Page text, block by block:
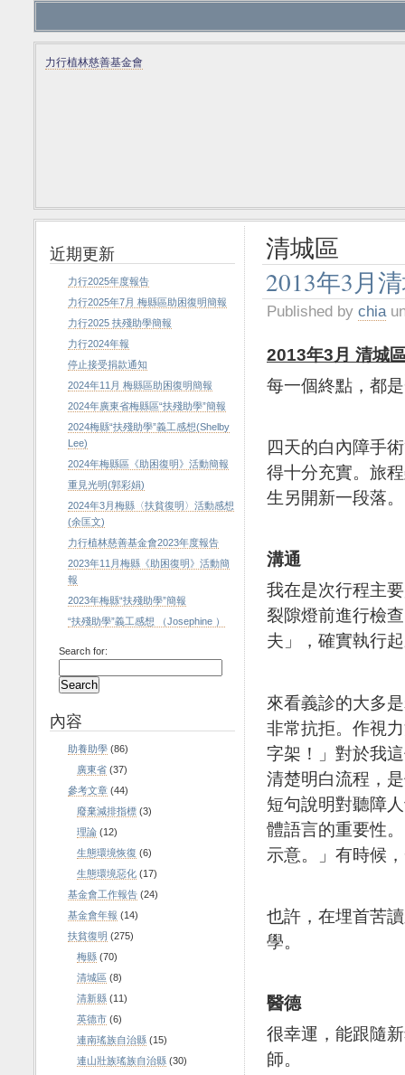
力行植林慈善基金會
清城區
2013年3月
Published by chia
2013年3月 清城
每一個終點，都
四天的白內障手
得十分充實。旅
生另開新一段落。
溝通
我在是次行程主
裂隙燈前進行檢
夫」，確實執行
來看義診的大多
非常抗拒。作視
字架！」對於我
清楚明白流程，
短句說明對聽障
體語言的重要性
示意。」有時候
也許，在埋首苦
學。
醫德
很幸運，能跟隨
師。
近期更新
力行2025年度報告
力行2025年7月 梅縣區助困復明簡報
力行2025 扶殘助學簡報
力行2024年報
停止接受捐款通知
2024年11月 梅縣區助困復明簡報
2024年廣東省梅縣區“扶殘助學”簡報
2024梅縣“扶殘助學”義工感想(Shelby
Lee)
2024年梅縣區《助困復明》活動簡報
重見光明(郭彩娟)
2024年3月梅縣〈扶貧復明〉活動感想
(余匡文)
力行植林慈善基金會2023年度報告
2023年11月梅縣《助困復明》活動簡
報
2023年梅縣“扶殘助學”簡報
“扶殘助學”義工感想 （Josephine ）
Search for:
內容
助養助學 (86)
廣東省 (37)
參考文章 (44)
廢棄減排指標 (3)
理論 (12)
生態環境恢復 (6)
生態環境惡化 (17)
基金會工作報告 (24)
基金會年報 (14)
扶貧復明 (275)
梅縣 (70)
清城區 (8)
清新縣 (11)
英德市 (6)
連南瑤族自治縣 (15)
連山壯族瑤族自治縣 (30)